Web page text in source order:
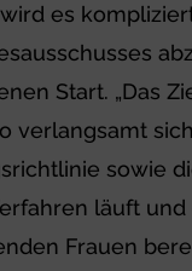
es
Start. „Das
sowie
läuft
Frauen